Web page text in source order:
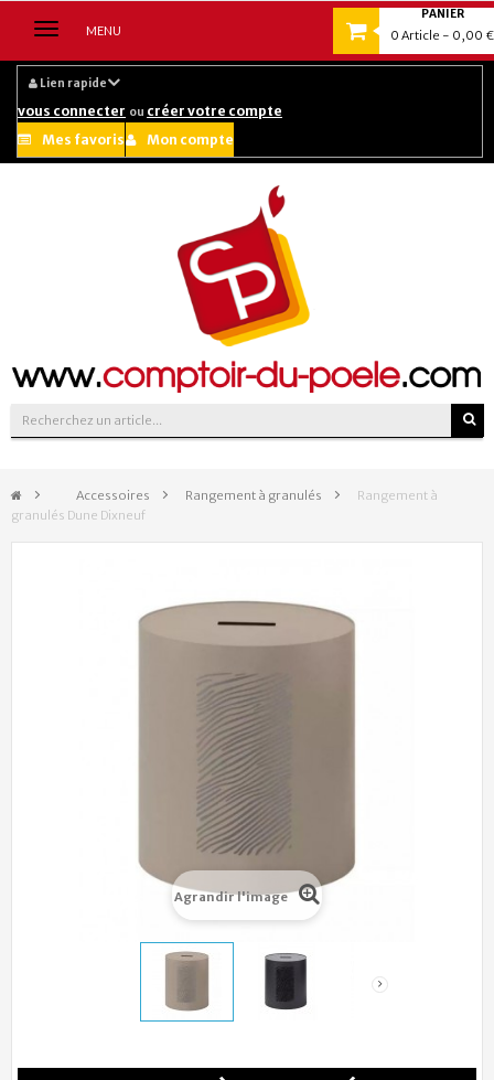
Lien rapide
vous connecter ou créer votre compte
Mes favoris
Mon compte
PANIER
0 Article - 0,00 €
Suivez-nous sur :
Navigation
MENU
&gt; Accessoires > Rangement à granulés >
Rangement à
granulés Dune Dixneuf
Agrandir l'image